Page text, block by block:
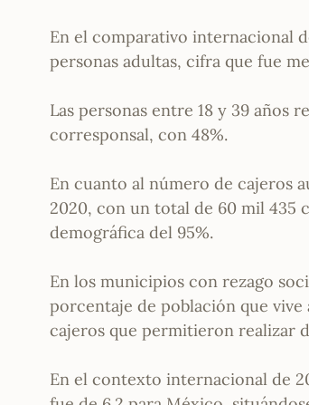
En el comparativo internacional
personas adultas, cifra que fue
Las personas entre 18 y 39
corresponsal, con 48%.
En cuanto al número de cajeros
2020, con un total de 60 mil 435
demográfica del 95%.
En los municipios con rezago
porcentaje de población que
cajeros que permitieron realizar
En el contexto internacional de